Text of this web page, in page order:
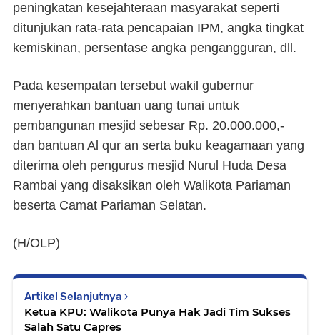
peningkatan kesejahteraan masyarakat seperti
ditunjukan rata-rata pencapaian IPM, angka tingkat
kemiskinan, persentase angka pengangguran, dll.
Pada kesempatan tersebut wakil gubernur
menyerahkan bantuan uang tunai untuk
pembangunan mesjid sebesar Rp. 20.000.000,-
dan bantuan Al qur an serta buku keagamaan yang
diterima oleh pengurus mesjid Nurul Huda Desa
Rambai yang disaksikan oleh Walikota Pariaman
beserta Camat Pariaman Selatan.
(H/OLP)
Artikel Selanjutnya
Ketua KPU: Walikota Punya Hak Jadi Tim Sukses
Salah Satu Capres